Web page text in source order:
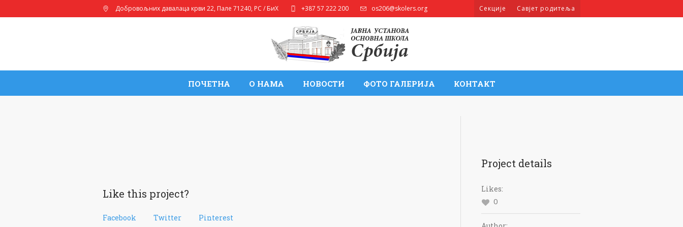
Секције Савјет родитеља
Добровољних давалаца крви 22, Пале 71240, РС / БиХ +387 57 222 200 os206@skolers.org
ПОЧЕТНА О НАМА НОВОСТИ ФОТО ГАЛЕРИЈА КОНТАКТ
Like this project?
Facebook Twitter Pinterest
Project details
Likes:
0